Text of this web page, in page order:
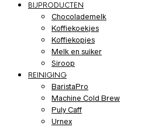
BIJPRODUCTEN
Chocolademelk
Koffiekoekjes
Koffiekopjes
Melk en suiker
Siroop
REINIGING
BaristaPro
Machine Cold Brew
Puly Caff
Urnex